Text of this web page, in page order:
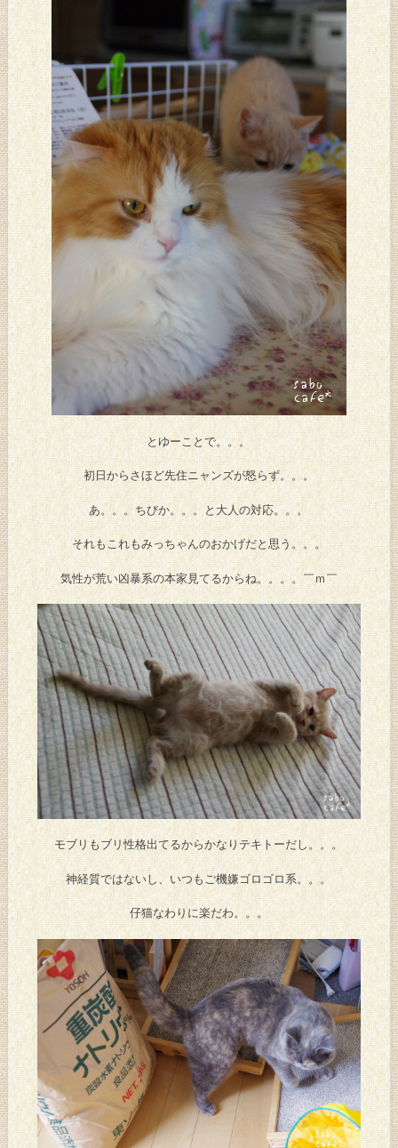
とゆーことで。。。
初日からさほど先住ニャンズが怒らず。。。
あ。。。ちびか。。。と大人の対応。。。
それもこれもみっちゃんのおかげだと思う。。。
気性が荒い凶暴系の本家見てるからね。。。。￣ｍ￣
モブリもブリ性格出てるからかなりテキトーだし。。。
神経質ではないし、いつもご機嫌ゴロゴロ系。。。
仔猫なわりに楽だわ。。。